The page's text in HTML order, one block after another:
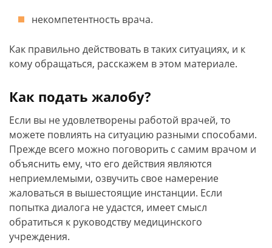
некомпетентность врача.
Как правильно действовать в таких ситуациях, и к
кому обращаться, расскажем в этом материале.
Как подать жалобу?
Если вы не удовлетворены работой врачей, то
можете повлиять на ситуацию разными способами.
Прежде всего можно поговорить с самим врачом и
объяснить ему, что его действия являются
неприемлемыми, озвучить свое намерение
жаловаться в вышестоящие инстанции. Если
попытка диалога не удастся, имеет смысл
обратиться к руководству медицинского
учреждения.